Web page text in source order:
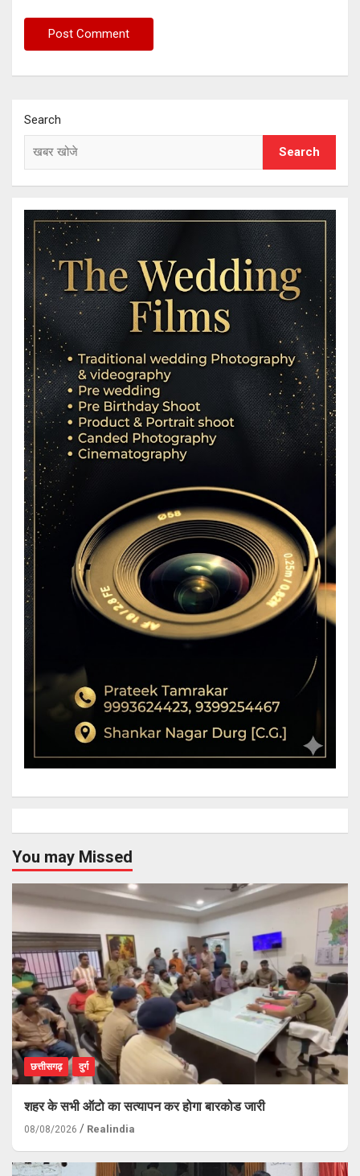
Search
Search
You may Missed
छत्तीसगढ़ दुर्ग
शहर के सभी ऑटो का सत्यापन कर होगा बारकोड जारी
08/08/2026 Realindia